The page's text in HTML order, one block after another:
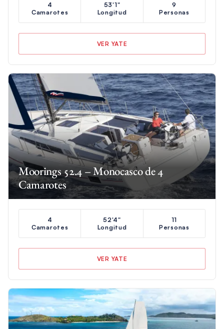
4
Camarotes
53'1"
Longitud
9
Personas
VER YATE
Moorings 52.4 – Monocasco de 4
Camarotes
4
Camarotes
52'4"
Longitud
11
Personas
VER YATE